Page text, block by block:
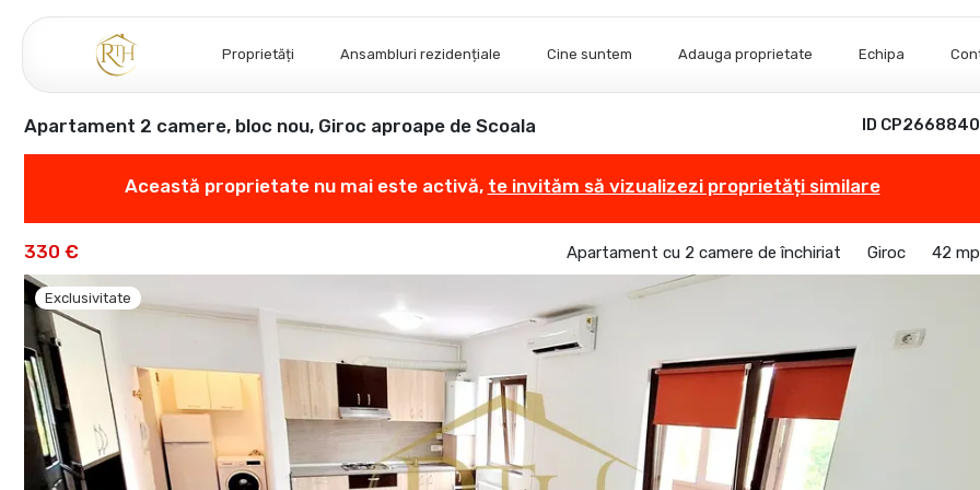
Proprietăți Ansambluri rezidențiale Cine suntem Adauga proprietate Echipa
ID CP2668840
Apartament 2 camere, bloc nou, Giroc aproape de Scoala
Această proprietate nu mai este activă, te invităm să vizualizezi proprietăți similare
330 € Apartament cu 2 camere de închiriat Giroc 42 mp
Exclusivitate